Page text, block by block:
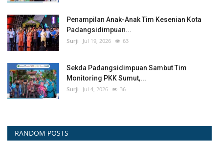
Penampilan Anak-Anak Tim Kesenian Kota
Padangsidimpuan...
Surji Jul 19, 2026 63
Sekda Padangsidimpuan Sambut Tim
Monitoring PKK Sumut,...
Surji Jul 4, 2026 36
RANDOM POSTS